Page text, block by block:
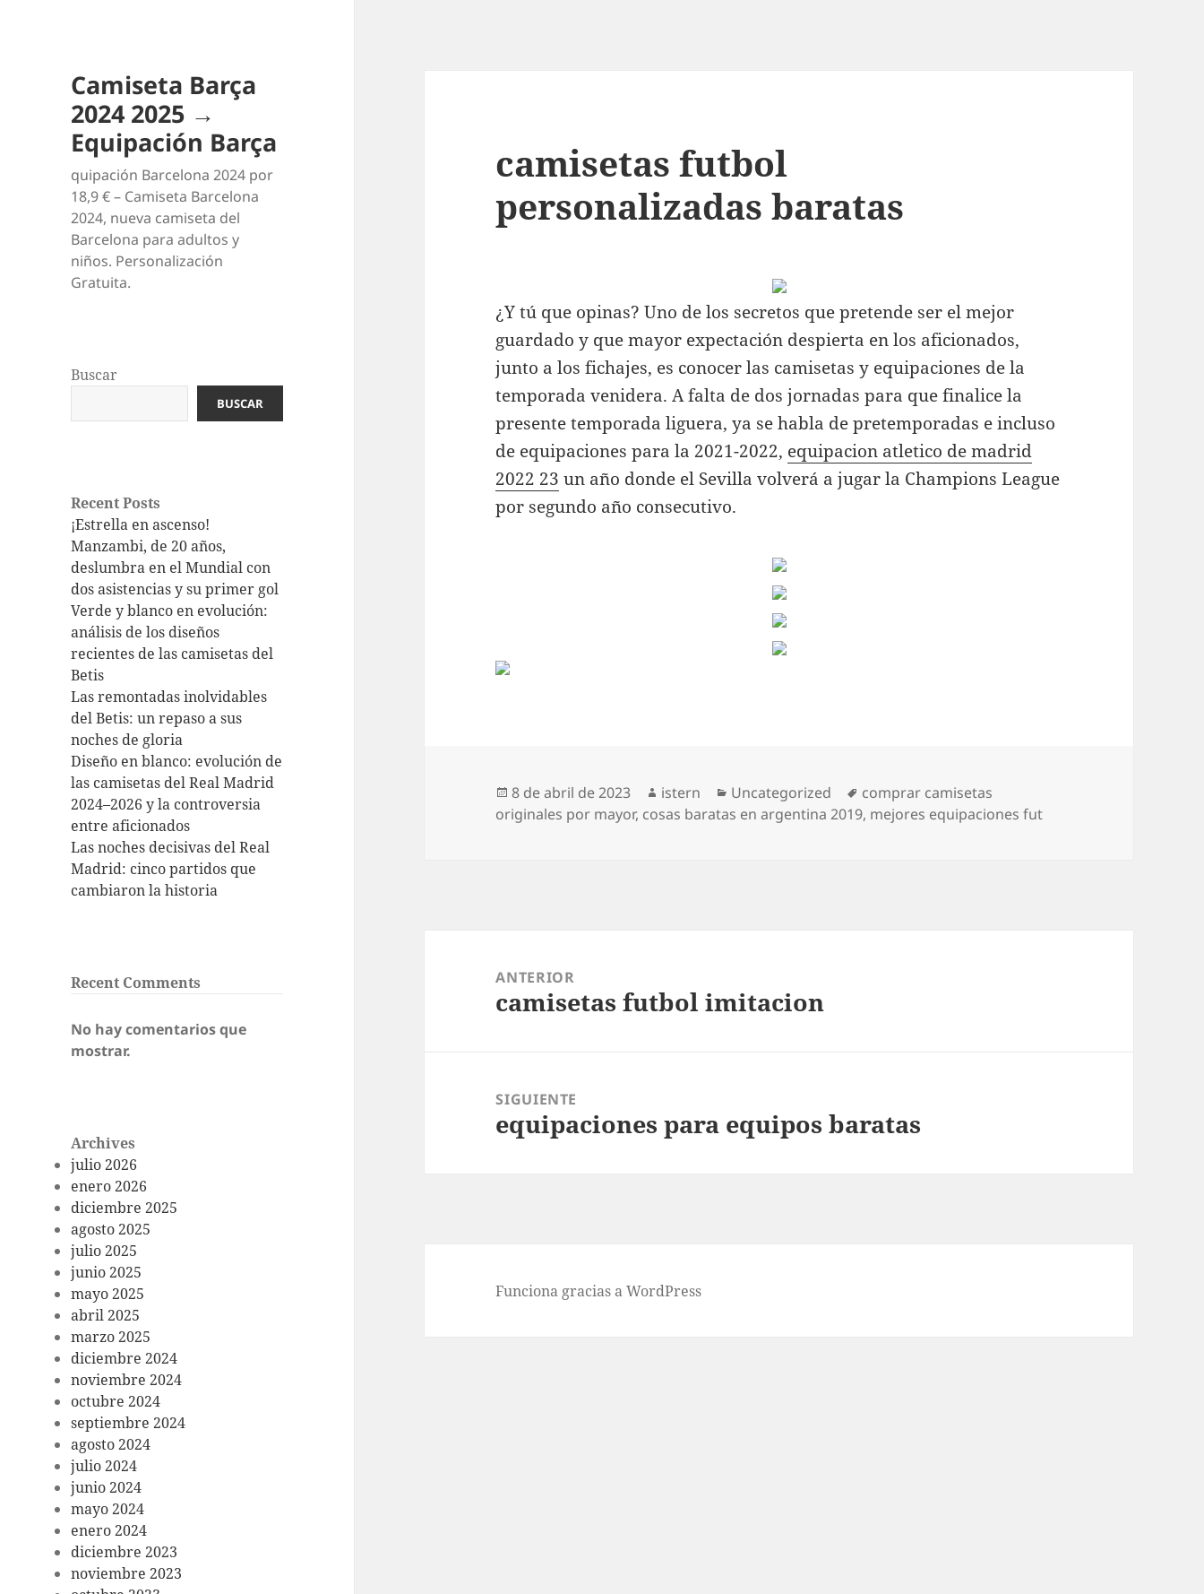
Camiseta Barça
2024 2025 →
Equipación Barça
quipación Barcelona 2024 por
18,9 € – Camiseta Barcelona
2024, nueva camiseta del
Barcelona para adultos y
niños. Personalización
Gratuita.
Buscar
BUSCAR
Recent Posts
¡Estrella en ascenso!
Manzambi, de 20 años,
deslumbra en el Mundial con
dos asistencias y su primer gol
Verde y blanco en evolución:
análisis de los diseños
recientes de las camisetas del
Betis
Las remontadas inolvidables
del Betis: un repaso a sus
noches de gloria
Diseño en blanco: evolución de
las camisetas del Real Madrid
2024–2026 y la controversia
entre aficionados
Las noches decisivas del Real
Madrid: cinco partidos que
cambiaron la historia
Recent Comments
No hay comentarios que
mostrar.
Archives
julio 2026
enero 2026
diciembre 2025
agosto 2025
julio 2025
junio 2025
mayo 2025
abril 2025
marzo 2025
diciembre 2024
noviembre 2024
octubre 2024
septiembre 2024
agosto 2024
julio 2024
junio 2024
mayo 2024
enero 2024
diciembre 2023
noviembre 2023
camisetas futbol
personalizadas baratas
¿Y tú que opinas? Uno de los secretos que pretende ser el mejor
guardado y que mayor expectación despierta en los aficionados,
junto a los fichajes, es conocer las camisetas y equipaciones de la
temporada venidera. A falta de dos jornadas para que finalice la
presente temporada liguera, ya se habla de pretemporadas e incluso
de equipaciones para la 2021-2022, equipacion atletico de madrid
2022 23 un año donde el Sevilla volverá a jugar la Champions League
por segundo año consecutivo.
Publicado
el
8 de abril de 2023 Autor
istern Categorías
Uncategorized Etiquetas
comprar camisetas
originales por mayor, cosas baratas en argentina 2019, mejores equipaciones fut
entradas
ANTERIOR
Entrada
camisetas futbol imitacion
SIGUIENTE
Entrada
equipaciones para equipos baratas
Funciona gracias a WordPress